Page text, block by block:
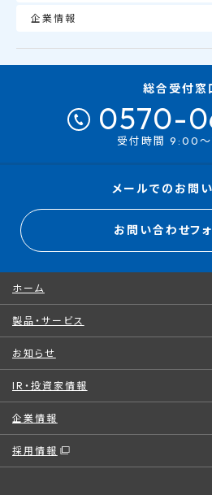
企業情報
総合受付窓
0570-
受付時間 9:00
メールでのお問
お問い合わせフ
ホーム
製品・サービス
お知らせ
IR・投資家情報
企業情報
採用情報